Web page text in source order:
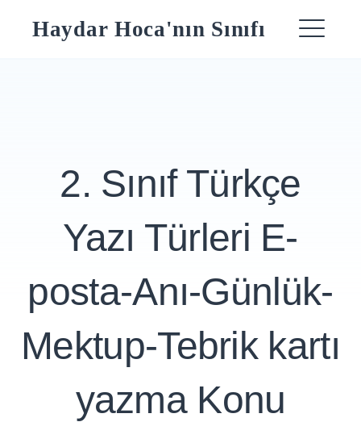
Haydar Hoca'nın Sınıfı
2. Sınıf Türkçe
Yazı Türleri E-
posta-Anı-Günlük-
Mektup-Tebrik kartı
yazma Konu